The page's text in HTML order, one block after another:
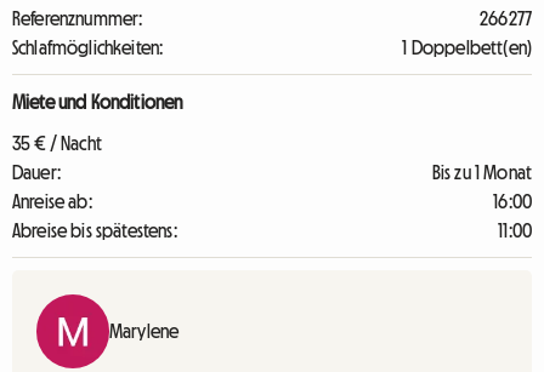
Referenznummer:
266277
Schlafmöglichkeiten:
1 Doppelbett(en)
Miete und Konditionen
35 € / Nacht
Dauer:
Bis zu 1 Monat
Anreise ab:
16:00
Abreise bis spätestens:
11:00
Marylene